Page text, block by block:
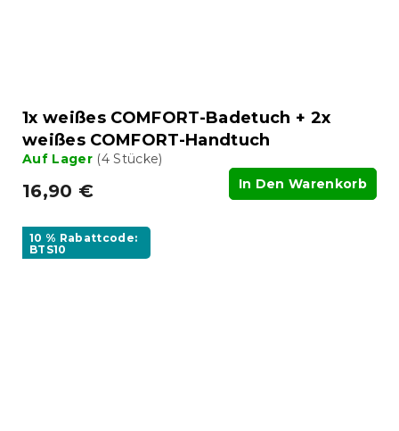
1x weißes COMFORT-Badetuch + 2x
weißes COMFORT-Handtuch
Auf Lager (4 Stücke)
16,90 € In Den Warenkorb
10 % Rabattcode:
BTS10